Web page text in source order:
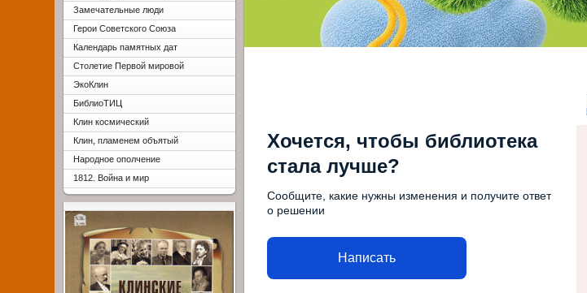
Хочется, чтобы библиотека
стала лучше?
Сообщите, какие нужны изменения и получите ответ
о решении
Написать
Замечательные люди
Герои Советского Союза
Календарь памятных дат
Столетие Первой мировой
ЭкоКлин
БиблиоТИЦ
Клин космический
Клин, пламенем объятый
Народное ополчение
1812. Война и мир